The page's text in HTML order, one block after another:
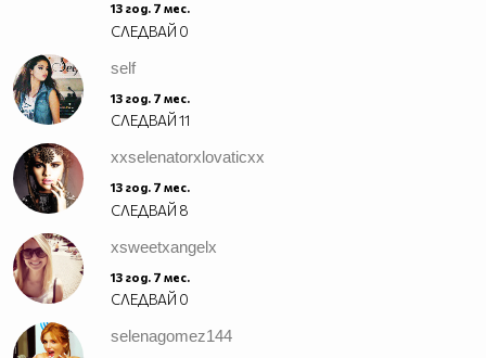
13 год. 7 мес.
СЛЕДВАЙ 0
self
13 год. 7 мес.
СЛЕДВАЙ11
xxselenatorxlovaticxx
13 год. 7 мес.
СЛЕДВАЙ 8
xsweetxangelx
13 год. 7 мес.
СЛЕДВАЙ 0
selenagomez144